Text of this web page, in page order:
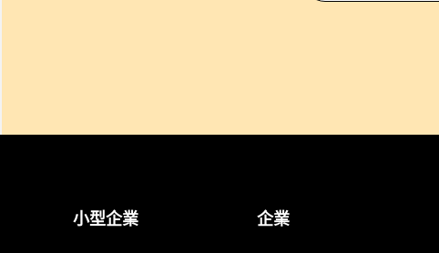
小型企業 企業